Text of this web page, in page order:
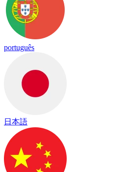
português
日本語